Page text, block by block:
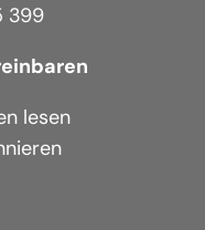
399
lesen